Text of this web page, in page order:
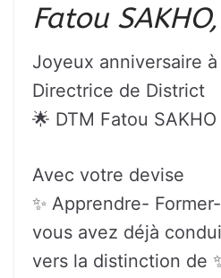
Fatou
Joyeux anniversaire
Directrice de District
🌟 DTM Fatou SAKHO
Avec votre devise
✨ Apprendre-
vous avez déjà
vers la distinction de